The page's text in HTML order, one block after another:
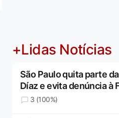
+Lidas Notícias
São Paulo quita parte
Díaz e evita denúncia à
3 (100%)